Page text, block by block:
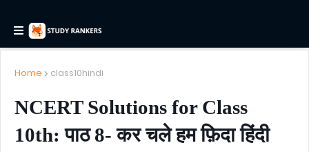
Home class10hindi
NCERT Solutions for Class
10th: पाठ 8- कर चले हम फ़िदा हिंदी